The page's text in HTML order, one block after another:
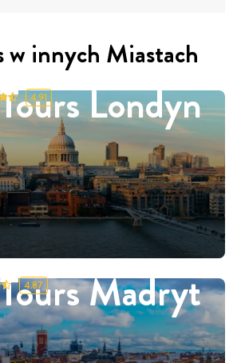
w innych Miastach
Londyn
4.91
Madryt
4.87